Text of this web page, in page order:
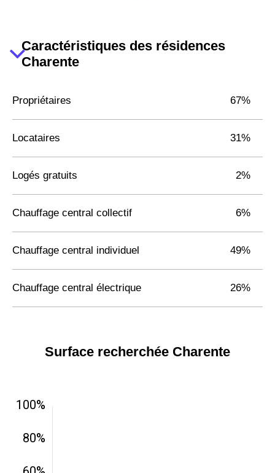
Caractéristiques des résidences
Charente
Propriétaires 67%
Locataires 31%
Logés gratuits 2%
Chauffage central collectif 6%
Chauffage central individuel 49%
Chauffage central électrique 26%
Surface recherchée Charente